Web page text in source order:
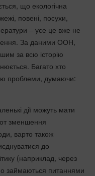
що екологічна
повені, посухи,
– усе це вже не
За даними ООН,
за всю історію
Багато хто
проблеми, думаючи:
дії можуть мати
зменшення
варто також
до
(наприклад, через
займаються питаннями